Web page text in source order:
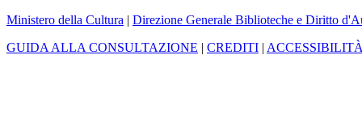
Ministero della Cultura | Direzione Generale Biblioteche e Diritto
GUIDA ALLA CONSULTAZIONE | CREDITI |